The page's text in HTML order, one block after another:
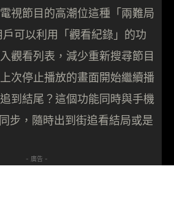
視節目的高潮位這種「兩難局
可以利用「觀看紀錄」的功
觀看列表，減少重新搜尋節目
次停止播放的畫面開始繼續播
到結尾？這個功能同時與手機
步，隨時出到街追看結局或是
- 廣告 -